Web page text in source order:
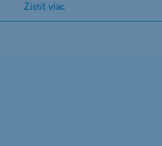
Zistiť viac